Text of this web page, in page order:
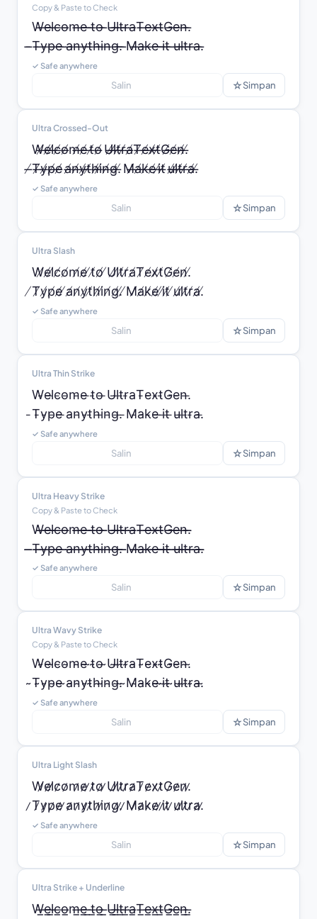
Copy & Paste to Check
W̶̵e̶̵l̶̵c̶̵o̶̵m̶̵e̶̵ ̶̵t̶̵o̶̵ ̶̵U̶̵l̶̵t̶̵r̶̵a̶̵T̶̵e̶̵x̶̵t̶̵G̶̵e̶̵n̶̵.̶̵
̶̵T̶̵y̶̵p̶̵e̶̵ ̶̵a̶̵n̶̵y̶̵t̶̵h̶̵i̶̵n̶̵g̶̵.̶̵ ̶̵M̶̵a̶̵k̶̵e̶̵ ̶̵i̶̵t̶̵ ̶̵u̶̵l̶̵t̶̵r̶̵a̶̵.̶̵
✓ Safe anywhere
Salin ☆Simpan
Ultra Crossed-Out
W̶̸e̶̸l̶̸c̶̸o̶̸m̶̸e̶̸ t̶̸o̶̸ U̶̸l̶̸t̶̸r̶̸a̶̸T̶̸e̶̸x̶̸t̶̸G̶̸e̶̸n̶̸.̶̸
̶̸T̶̸y̶̸p̶̸e̶̸ a̶̸n̶̸y̶̸t̶̸h̶̸i̶̸n̶̸g̶̸.̶̸ M̶̸a̶̸k̶̸e̶̸ i̶̸t̶̸ u̶̸l̶̸t̶̸r̶̸a̶̸.̶̸
✓ Safe anywhere
Salin ☆Simpan
Ultra Slash
W̸e̸l̸c̸o̸m̸e̸ ̸t̸o̸ ̸U̸l̸t̸r̸a̸T̸e̸x̸t̸G̸e̸n̸.̸
̸T̸y̸p̸e̸ ̸a̸n̸y̸t̸h̸i̸n̸g̸.̸ ̸M̸a̸k̸e̸ ̸i̸t̸ ̸u̸l̸t̸r̸a̸.̸
✓ Safe anywhere
Salin ☆Simpan
Ultra Thin Strike
W̵e̵l̵c̵o̵m̵e̵ ̵t̵o̵ ̵U̵l̵t̵r̵a̵T̵e̵x̵t̵G̵e̵n̵.̵
̵T̵y̵p̵e̵ ̵a̵n̵y̵t̵h̵i̵n̵g̵.̵ ̵M̵a̵k̵e̵ ̵i̵t̵ ̵u̵l̵t̵r̵a̵.̵
✓ Safe anywhere
Salin ☆Simpan
Ultra Heavy Strike
Copy & Paste to Check
W̶̶e̶̶l̶̶c̶̶o̶̶m̶̶e̶̶ ̶̶t̶̶o̶̶ ̶̶U̶̶l̶̶t̶̶r̶̶a̶̶T̶̶e̶̶x̶̶t̶̶G̶̶e̶̶n̶̶.̶̶
̶̶T̶̶y̶̶p̶̶e̶̶ ̶̶a̶̶n̶̶y̶̶t̶̶h̶̶i̶̶n̶̶g̶̶.̶̶ ̶̶M̶̶a̶̶k̶̶e̶̶ ̶̶i̶̶t̶̶ ̶̶u̶̶l̶̶t̶̶r̶̶a̶̶.̶̶
✓ Safe anywhere
Salin ☆Simpan
Ultra Wavy Strike
Copy & Paste to Check
W̴e̴l̴c̴o̴m̴e̴ ̴t̴o̴ ̴U̴l̴t̴r̴a̴T̴e̴x̴t̴G̴e̴n̴.̴
̴T̴y̴p̴e̴ ̴a̴n̴y̴t̴h̴i̴n̴g̴.̴ ̴M̴a̴k̴e̴ ̴i̴t̴ ̴u̴l̴t̴r̴a̴.̴
✓ Safe anywhere
Salin ☆Simpan
Ultra Light Slash
W̷e̷l̷c̷o̷m̷e̷ ̷t̷o̷ ̷U̷l̷t̷r̷a̷T̷e̷x̷t̷G̷e̷n̷.̷
̷T̷y̷p̷e̷ ̷a̷n̷y̷t̷h̷i̷n̷g̷.̷ ̷M̷a̷k̷e̷ ̷i̷t̷ ̷u̷l̷t̷r̷a̷.̷
✓ Safe anywhere
Salin ☆Simpan
Ultra Strike + Underline
W̶̲e̶̲l̶̲c̶̲o̶̲m̶̲e̶̲ ̶̲t̶̲o̶̲ ̶̲U̶̲l̶̲t̶̲r̶̲a̶̲T̶̲e̶̲x̶̲t̶̲G̶̲e̶̲n̶̲.̶̲